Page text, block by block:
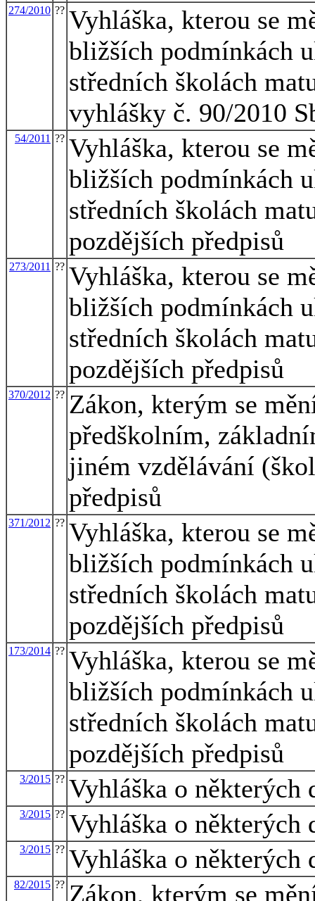
274/2010 ?? Vyhláška, kterou se
bližších podmínkách
středních školách
vyhlášky č. 90/2010
54/2011 ?? Vyhláška, kterou se
bližších podmínkách
středních školách
pozdějších předpisů
273/2011 ?? Vyhláška, kterou se
bližších podmínkách
středních školách
pozdějších předpisů
370/2012 ?? Zákon, kterým se
předškolním,
jiném vzdělávání
předpisů
371/2012 ?? Vyhláška, kterou se
bližších podmínkách
středních školách
pozdějších předpisů
173/2014 ?? Vyhláška, kterou se
bližších podmínkách
středních školách
pozdějších předpisů
3/2015 ?? Vyhláška o některých
3/2015 ?? Vyhláška o některých
3/2015 ?? Vyhláška o některých
82/2015 ?? Zákon, kterým se